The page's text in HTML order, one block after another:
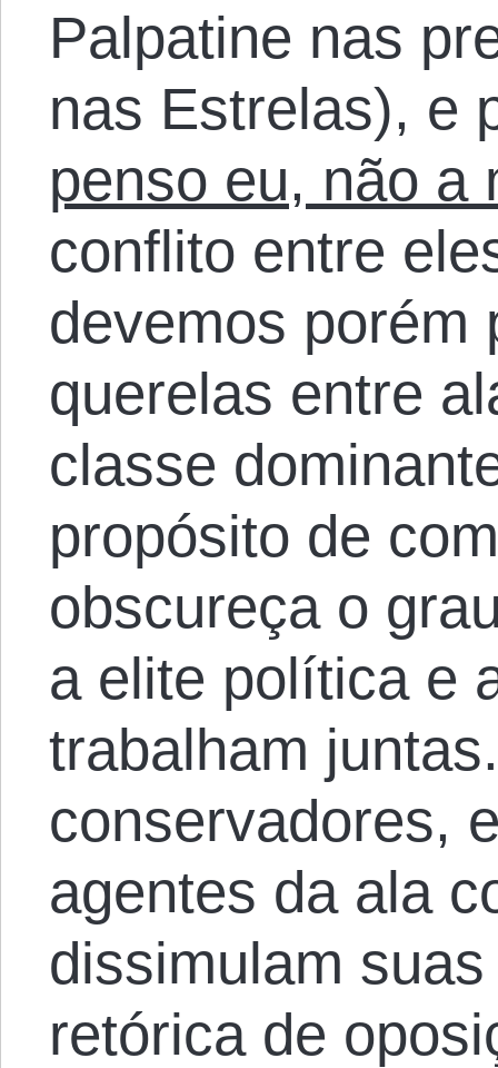
Palpatine nas
nas Estrelas), e
penso eu, não a
conflito entre
devemos porém
querelas entre
classe
propósito de
obscureça o
a elite política e
trabalham
conservadores,
agentes da ala
dissimulam
retórica de